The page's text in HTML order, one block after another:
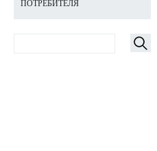
ПОТРЕБИТЕЛЯ